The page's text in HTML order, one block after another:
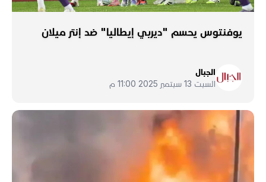
يوفنتوس يحسم "ديربي إيطاليا" ضد إنتر ميلان
الجبال
السبت 13 سبتمبر 2025 11:00 م